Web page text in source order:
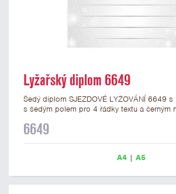
Lyžařský diplom 6649
Šedý diplom SJEZDOVÉ LYŽOVÁNÍ 6649 s
s šedým polem pro 4 řádky textu a černým
diplom s motivem sjezdového lyžování má
6649
A4| A5